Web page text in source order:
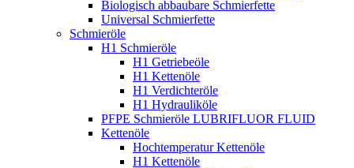
Biologisch abbaubare Schmierfette
Universal Schmierfette
Schmieröle
H1 Schmieröle
H1 Getriebeöle
H1 Kettenöle
H1 Verdichteröle
H1 Hydrauliköle
PFPE Schmieröle LUBRIFLUOR FLUID
Kettenöle
Hochtemperatur Kettenöle
H1 Kettenöle